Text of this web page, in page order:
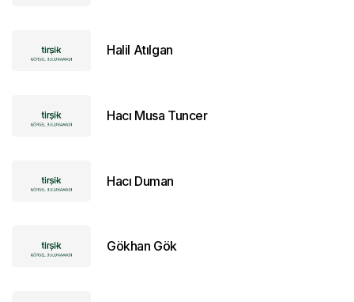
Halil Atılgan
Hacı Musa Tuncer
Hacı Duman
Gökhan Gök